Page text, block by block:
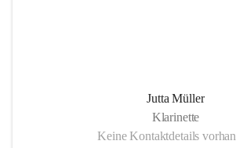
Jutta Müller
Klarinette
Keine Kontaktdetails